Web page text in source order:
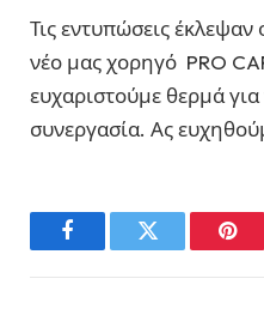
Τις εντυπώσεις έκλεψαν
νέο μας χορηγό PRO
ευχαριστούμε θερμά
συνεργασία. Ας
FacebookTwitter